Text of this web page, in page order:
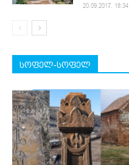
20.09.2017. 18:34
სოფელ-სოფელ